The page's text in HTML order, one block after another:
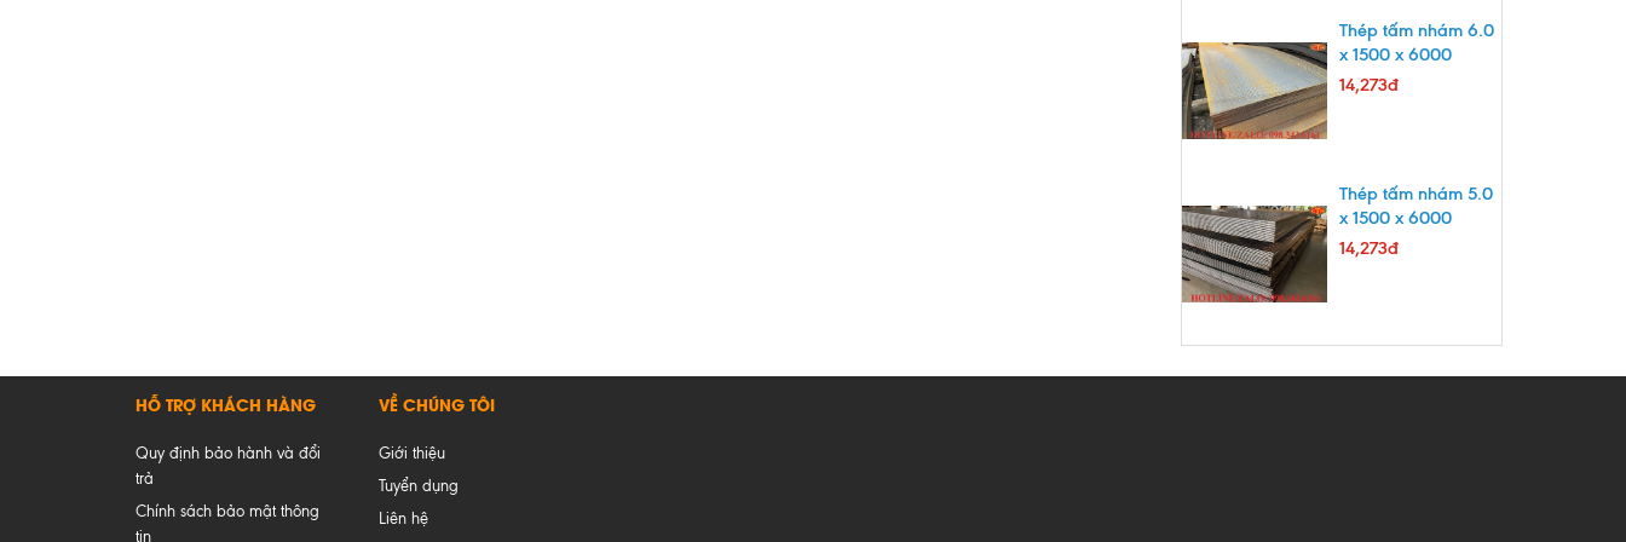
Thép tấm nhám 6.0
x 1500 x 6000
14,273đ
Thép tấm nhám 5.0
x 1500 x 6000
14,273đ
HỖ TRỢ KHÁCH HÀNG
Quy định bảo hành và đổi
trả
Chính sách bảo mật thông
tin
VỀ CHÚNG TÔI
Giới thiệu
Tuyển dụng
Liên hệ